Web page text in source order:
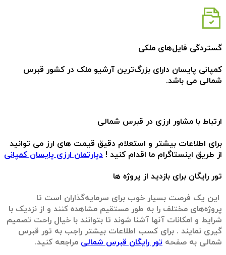
گستردگی فایل‌های ملکی
کمپانی پایسان دارای بزرگ‌ترین آرشیو ملک در کشور قبرس
شمالی می باشد.
ارتباط با مشاور ارزی در قبرس شمالی
برای اطلاعات بیشتر و استعلام دقیق قیمت های ارز می توانید
از طریق اینستاگرام ما اقدام کنید ! دپارتمان ارزی پایسان کمپانی
تور رایگان برای بازدید از پروژه‌ ها
این یک فرصت بسیار خوب برای سرمایه‌گذاران است تا
پروژه‌های مختلف را به طور مستقیم مشاهده کنند و از نزدیک با
شرایط و امکانات آنها آشنا شوند تا بتوانند با خیال راحت تصمیم
گیری نمایند . برای کسب اطلاعات بیشتر راجب به تور قبرس
شمالی به صفحه تور رایگان قبرس شمالی مراجعه کنید.